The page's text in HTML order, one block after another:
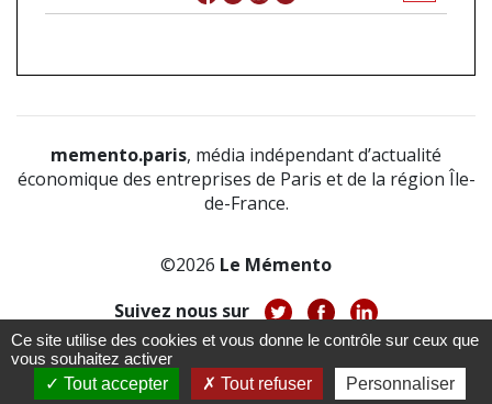
memento.paris, média indépendant d’actualité
économique des entreprises de Paris et de la région Île-
de-France.
©2026 Le Mémento
Suivez nous sur
À propos-Notice légale
CGV-CGU
Ce site utilise des cookies et vous donne le contrôle sur ceux que
vous souhaitez activer
Tout accepter
Tout refuser Personnaliser